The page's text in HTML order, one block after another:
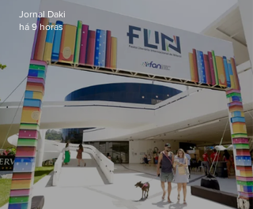
Jornal Daki
há 9 horas